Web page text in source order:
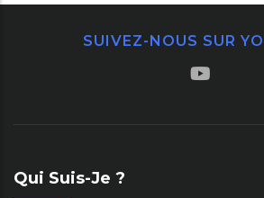
SUIVEZ-NOUS SUR
Qui Suis-Je ?